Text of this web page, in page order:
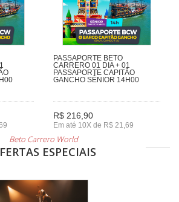
PASSAPORTE BETO
CARRERO 01 DIA + 01
PASSAPORTE CAPITÃO
GANCHO SÊNIOR 14H00
R$ 216,90
Em até 10X de R$ 21,69
Beto Carrero World
ESPECIAIS